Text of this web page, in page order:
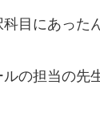
目にあった
の担当の先